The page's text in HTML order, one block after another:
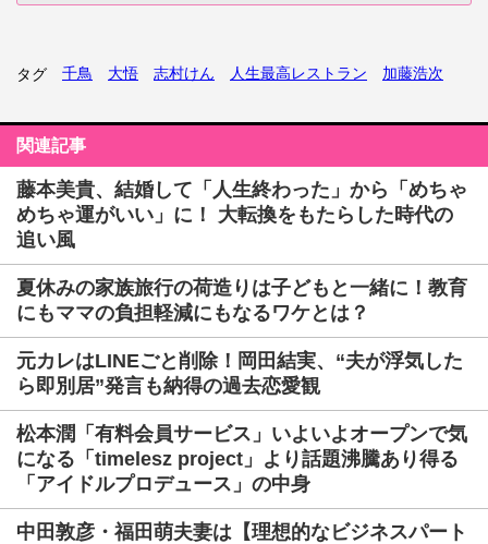
タグ 千鳥 大悟 志村けん 人生最高レストラン 加藤浩次
関連記事
藤本美貴、結婚して「人生終わった」から「めちゃ
めちゃ運がいい」に！ 大転換をもたらした時代の
追い風
夏休みの家族旅行の荷造りは子どもと一緒に！教育
にもママの負担軽減にもなるワケとは？
元カレはLINEごと削除！岡田結実、“夫が浮気した
ら即別居”発言も納得の過去恋愛観
松本潤「有料会員サービス」いよいよオープンで気
になる「timelesz project」より話題沸騰あり得る
「アイドルプロデュース」の中身
中田敦彦・福田萌夫妻は【理想的なビジネスパート